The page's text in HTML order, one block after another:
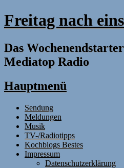
Freitag nach eins
Das
Mediatop Radio
Hauptmenü
Zum
Inhalt
springen
Sendung
Meldungen
Musik
TV-/Radiotipps
Kochblogs Bestes
Impressum
Datenschutzerklärung